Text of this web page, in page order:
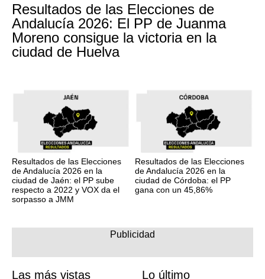
Resultados de las Elecciones de
Andalucía 2026: El PP de Juanma
Moreno consigue la victoria en la
ciudad de Huelva
Resultados de las Elecciones
de Andalucía 2026 en la
ciudad de Jaén: el PP sube
respecto a 2022 y VOX da el
sorpasso a JMM
Resultados de las Elecciones
de Andalucía 2026 en la
ciudad de Córdoba: el PP
gana con un 45,86%
Las más vistas Lo último